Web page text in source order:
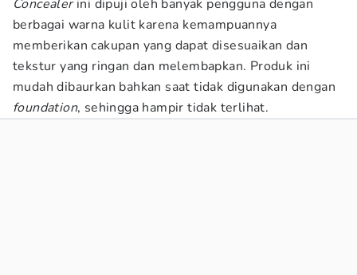
Concealerini dipuji oleh banyak pengguna dengan
berbagai warna kulit karena kemampuannya
memberikan cakupan yang dapat disesuaikan dan
tekstur yang ringan dan melembapkan. Produk ini
mudah dibaurkan bahkan saat tidak digunakan dengan
foundation, sehingga hampir tidak terlihat.